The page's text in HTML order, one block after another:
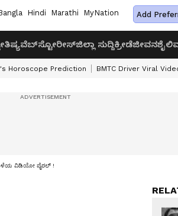
Hindi Marathi MyNation Add
ವೆಬ್‌ಸ್ಟೋರೀಸ್ಜಿಲ್ಲಾ ಸುದ್ದಿಕ್ರೀಡೆಜೀವನಶೈಲಿ
Horoscope Prediction BMTC Driver Viral
ಮಹಿಳೆಯ ವಿಡಿಯೋ ವೈರಲ್ !